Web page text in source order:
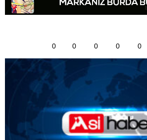
0 0 0 0 0